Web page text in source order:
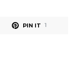
PIN IT 1